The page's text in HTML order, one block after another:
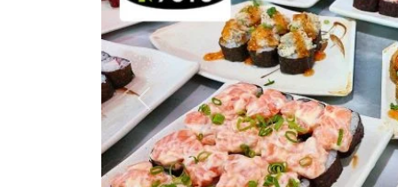
Previous